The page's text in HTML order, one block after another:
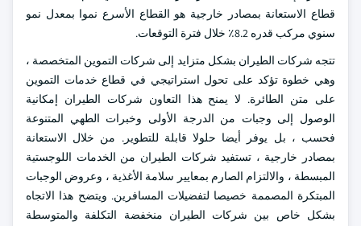
قطاع الاستعانة بمصادر خارجية هو القطاع الأسرع نموا بمعدل نمو
سنوي مركب قدره 8.2٪ خلال فترة التوقعات.
تتجه شركات الطيران بشكل متزايد إلى شركات التموين المتخصصة ،
وهي خطوة تؤكد على تحول استراتيجي في قطاع خدمات التموين
على متن الطائرة. لا يمنح هذا التعاون شركات الطيران إمكانية
الوصول إلى وجبات من الدرجة الأولى وخبرات الطهي المتنوعة
فحسب ، بل يوفر أيضا حلولا قابلة للتطوير. من خلال الاستعانة
بمصادر خارجية ، تستفيد شركات الطيران من الخدمات اللوجستية
المبسطة ، والالتزام الصارم بمعايير سلامة الأغذية ، وعروض الوجبات
المبتكرة المصممة خصيصا لتفضيلات المسافرين. ويتضح هذا الاتجاه
بشكل خاص بين شركات الطيران منخفضة التكلفة والمتوسطة